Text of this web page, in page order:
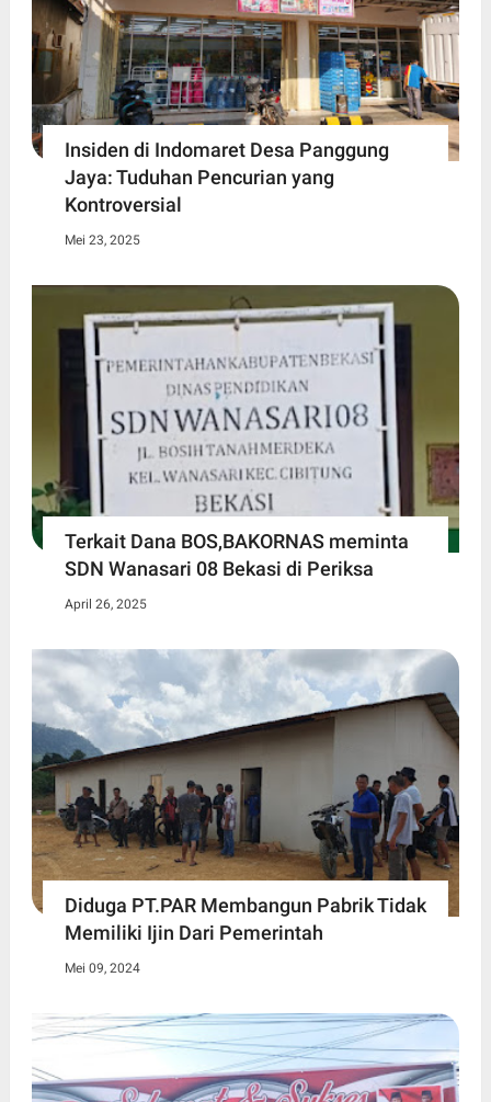
Insiden di Indomaret Desa Panggung
Jaya: Tuduhan Pencurian yang
Kontroversial
Mei 23, 2025
Terkait Dana BOS,BAKORNAS meminta
SDN Wanasari 08 Bekasi di Periksa
April 26, 2025
Diduga PT.PAR Membangun Pabrik Tidak
Memiliki Ijin Dari Pemerintah
Mei 09, 2024